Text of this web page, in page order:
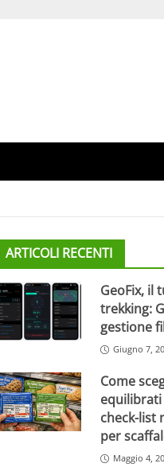
ARTICOLI RECENTI
GeoFix, il
trekking:
gestione
Giugno 7,
Come
check-list
per
Maggio 4,